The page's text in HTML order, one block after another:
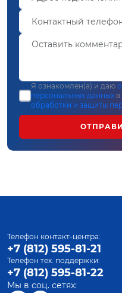
Я ознакомлен(а) и даю
персональных данных
обработки и защиты
Телефон контакт-центра:
+7 (812) 595-81-21
Телефон тех. поддержки:
+7 (812) 595-81-22
Мы в соц. сетях: